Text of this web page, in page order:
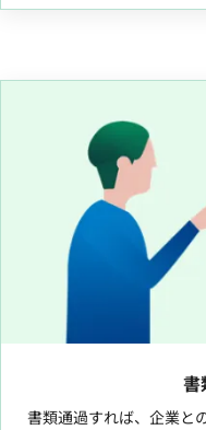
書
書類通過すれば、企業と